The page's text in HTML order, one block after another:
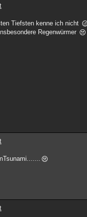
Tiefsten kenne ich nicht
Regenwürmer